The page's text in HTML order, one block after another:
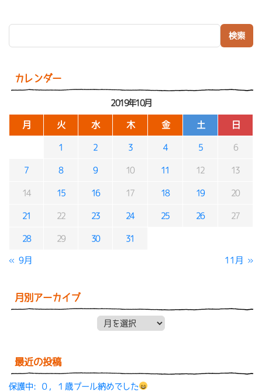
カレンダー
2019年10月
月 火 水 木 金 土 日
1 2 3 4 5 6
7 8 9 10 11 12 13
14 15 16 17 18 19 20
21 22 23 24 25 26 27
28 29 30 31
« 9月 11月 »
月別アーカイブ
最近の投稿
保護中: ０，１歳プール納めでした